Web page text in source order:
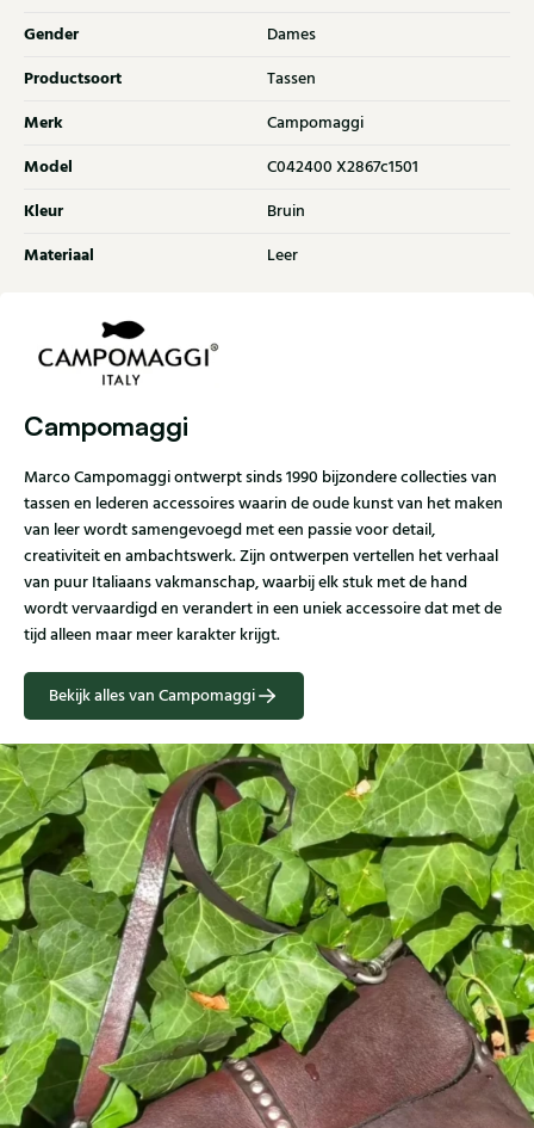
Gender Dames
Productsoort Tassen
Merk Campomaggi
Model C042400 X2867c1501
Kleur Bruin
Materiaal Leer
Campomaggi
Marco Campomaggi ontwerpt sinds 1990 bijzondere collecties van
tassen en lederen accessoires waarin de oude kunst van het maken
van leer wordt samengevoegd met een passie voor detail,
creativiteit en ambachtswerk. Zijn ontwerpen vertellen het verhaal
van puur Italiaans vakmanschap, waarbij elk stuk met de hand
wordt vervaardigd en verandert in een uniek accessoire dat met de
tijd alleen maar meer karakter krijgt.
Bekijk alles van Campomaggi